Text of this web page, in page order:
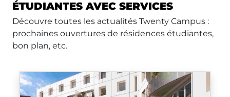
ÉTUDIANTES AVEC SERVICES
Découvre toutes les actualités Twenty Campus :
prochaines ouvertures de résidences étudiantes,
bon plan, etc.